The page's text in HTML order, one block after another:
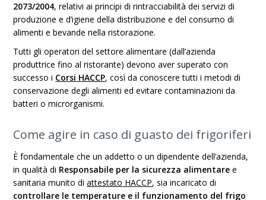
2073/2004, relativi ai principi di rintracciabilità dei servizi di
produzione e d’igiene della distribuzione e del consumo di
alimenti e bevande nella ristorazione.
Tutti gli operatori del settore alimentare (dall’azienda
produttrice fino al ristorante) devono aver superato con
successo i Corsi HACCP, così da conoscere tutti i metodi di
conservazione degli alimenti ed evitare contaminazioni da
batteri o microrganismi.
Come agire in caso di guasto dei frigoriferi
È fondamentale che un addetto o un dipendente dell’azienda,
in qualità di Responsabile per la sicurezza alimentare e
sanitaria munito diattestato HACCP, sia incaricato di
controllare le temperature e il funzionamento del frigo